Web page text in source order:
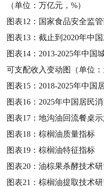
（单位：万亿元，%）
图表12： 国家食品安全监管
图表13：截止到2020年中
图表14： 2013-2025年中国
可支配收入变动图（单位：
图表15： 2018-2025年中国
图表16： 2025年中国居民
图表17：地沟油回流餐桌示
图表18：棕榈油质量指标
图表19：棕榈油特征指标
图表20：油棕果杀酵技术
图表21：棕榈油提取技术